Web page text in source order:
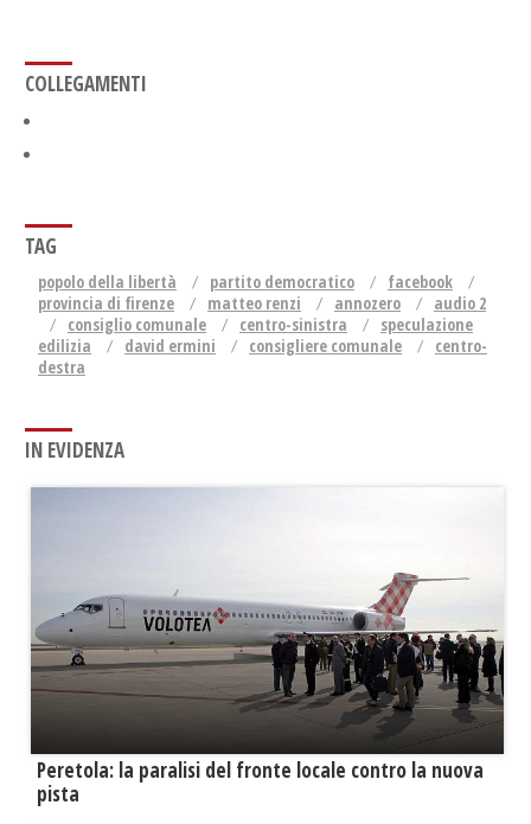
COLLEGAMENTI
TAG
popolo della libertà partito democratico
facebook
provincia di firenze
matteo renzi annozero
audio 2
consiglio comunale
centro-sinistra
speculazione
edilizia
david ermini consigliere comunale
centro-
destra
IN EVIDENZA
Peretola: la paralisi del fronte locale contro la nuova
pista